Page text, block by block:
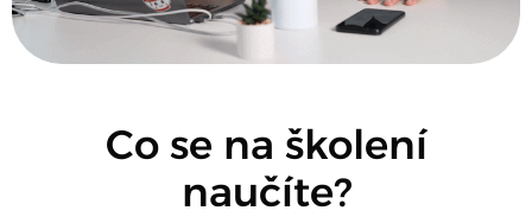
Co se na školení
naučíte?